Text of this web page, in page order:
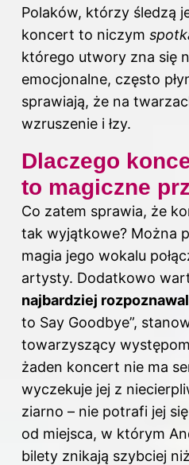
Polaków, którzy śledzą
koncert to niczym
którego utwory zna się
emocjonalne, często
sprawiają, że na
wzruszenie i łzy.
Dlaczego
to magiczne
Co zatem sprawia, że
tak wyjątkowe? Można
magia jego wokalu
artysty. Dodatkowo
najbardziej
to Say Goodbye”,
towarzyszący
żaden koncert nie ma
wyczekuje jej z
ziarno – nie potrafi jej
od miejsca, w którym
bilety znikają szybciej